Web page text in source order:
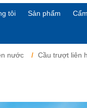
tôi Sản phẩm
nước Cầu trượt liên